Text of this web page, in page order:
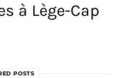
à Lège-Cap
POSTS